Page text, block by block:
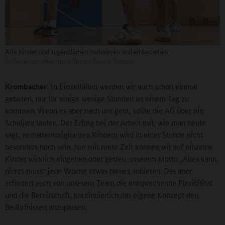
Krombacher: In Einzelfällen werden wir auch schon einmal
gebeten, nur für einige wenige Stunden an einem Tag zu
kommen. Wenn es aber nach uns geht, sollte die AG über ein
Schuljahr laufen. Der Erfolg bei der Arbeit mit, wie man heute
sagt, verhaltensoriginellen Kindern wird in einer Stunde nicht
besonders hoch sein. Nur mit mehr Zeit können wir auf einzelne
Kinder wirklich eingehen oder getreu unserem Motto „Alles kann,
nichts muss“ jede Woche etwas Neues anbieten. Das aber
erfordert auch von unserem Team die entsprechende Flexibilität
und die Bereitschaft, kontinuierlich das eigene Konzept den
Bedürfnissen anzupassen.